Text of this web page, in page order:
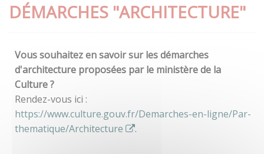
DÉMARCHES "ARCHITECTURE"
Vous souhaitez en savoir sur les démarches
d'architecture proposées par le ministère de la
Culture ?
Rendez-vous ici :
https://www.culture.gouv.fr/Demarches-en-ligne/Par-
thematique/Architecture
.